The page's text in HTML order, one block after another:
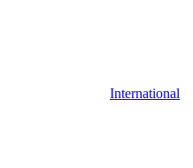
International